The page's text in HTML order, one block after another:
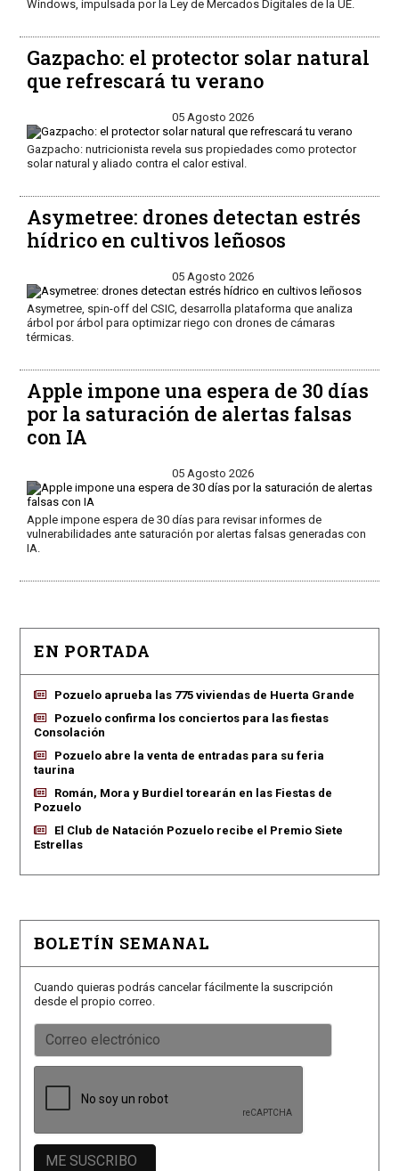
Windows, impulsada por la Ley de Mercados Digitales de la UE.
Gazpacho: el protector solar natural
que refrescará tu verano
05 Agosto 2026
Gazpacho: nutricionista revela sus propiedades como protector
solar natural y aliado contra el calor estival.
Asymetree: drones detectan estrés
hídrico en cultivos leñosos
05 Agosto 2026
Asymetree, spin-off del CSIC, desarrolla plataforma que analiza
árbol por árbol para optimizar riego con drones de cámaras
térmicas.
Apple impone una espera de 30 días
por la saturación de alertas falsas
con IA
05 Agosto 2026
Apple impone espera de 30 días para revisar informes de
vulnerabilidades ante saturación por alertas falsas generadas con
IA.
EN PORTADA
Pozuelo aprueba las 775 viviendas de Huerta Grande
Pozuelo confirma los conciertos para las fiestas
Consolación
Pozuelo abre la venta de entradas para su feria
taurina
Román, Mora y Burdiel torearán en las Fiestas de
Pozuelo
El Club de Natación Pozuelo recibe el Premio Siete
Estrellas
BOLETÍN SEMANAL
Cuando quieras podrás cancelar fácilmente la suscripción
desde el propio correo.